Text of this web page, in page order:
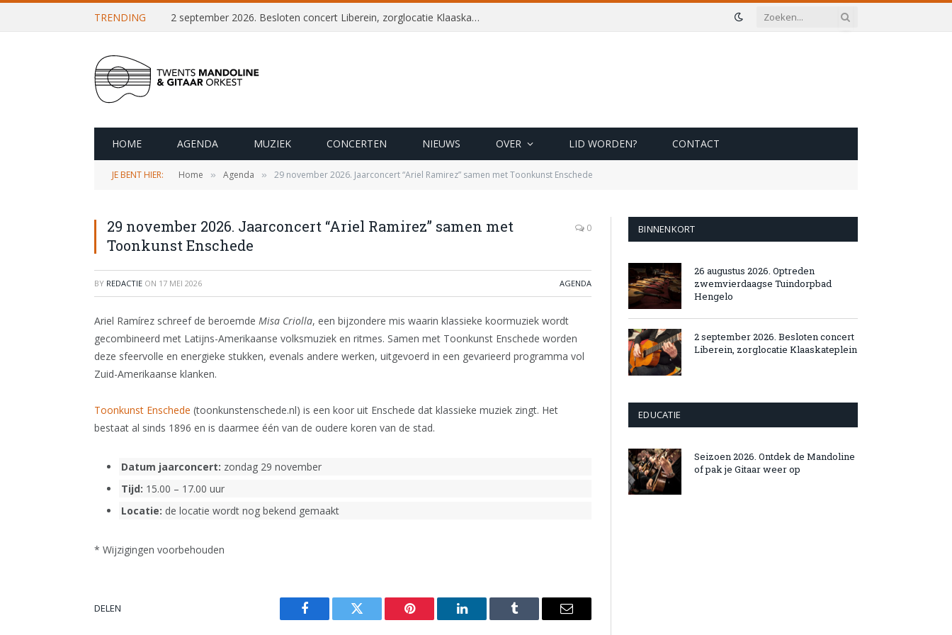
TRENDING 2 september 2026. Besloten concert Liberein, zorglocatie Klaaskateplein
HOME AGENDA MUZIEK CONCERTEN NIEUWS OVER LID WORDEN? CONTACT
JE BENT HIER: Home » Agenda » 29 november 2026. Jaarconcert “Ariel Ramirez” samen met Toonkunst Enschede
29 november 2026. Jaarconcert “Ariel Ramirez” samen met
Toonkunst Enschede
0
BY REDACTIE ON 17 MEI 2026 AGENDA
Ariel Ramírez schreef de beroemde Misa Criolla, een bijzondere mis waarin klassieke koormuziek wordt
gecombineerd met Latijns-Amerikaanse volksmuziek en ritmes. Samen met Toonkunst Enschede worden
deze sfeervolle en energieke stukken, evenals andere werken, uitgevoerd in een gevarieerd programma vol
Zuid-Amerikaanse klanken.
Toonkunst Enschede (toonkunstenschede.nl) is een koor uit Enschede dat klassieke muziek zingt. Het
bestaat al sinds 1896 en is daarmee één van de oudere koren van de stad.
Datum jaarconcert: zondag 29 november
Tijd: 15.00 – 17.00 uur
Locatie: de locatie wordt nog bekend gemaakt
* Wijzigingen voorbehouden
DELEN
Facebook Twitter Pinterest LinkedIn Tumblr Email
BINNENKORT
26 augustus 2026. Optreden
zwemvierdaagse Tuindorpbad
Hengelo
2 september 2026. Besloten concert
Liberein, zorglocatie Klaaskateplein
EDUCATIE
Seizoen 2026. Ontdek de Mandoline
of pak je Gitaar weer op